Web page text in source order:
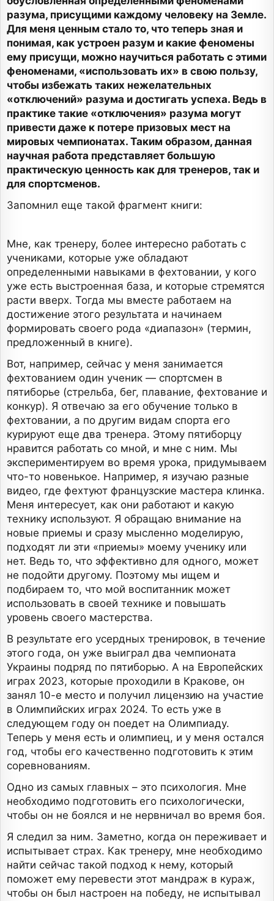
разума, присущими каждому человеку на Земле.
Для меня ценным стало то, что теперь зная и
понимая, как устроен разум и какие феномены
ему присущи, можно научиться работать с этими
феноменами, «использовать их» в свою пользу,
чтобы избежать таких нежелательных
«отключений» разума и достигать успеха. Ведь в
практике такие «отключения» разума могут
привести даже к потере призовых мест на
мировых чемпионатах. Таким образом, данная
научная работа представляет большую
практическую ценность как для тренеров, так и
для спортсменов.
Запомнил еще такой фрагмент книги:
Мне, как тренеру, более интересно работать с
учениками, которые уже обладают
определенными навыками в фехтовании, у кого
уже есть выстроенная база, и которые стремятся
расти вверх. Тогда мы вместе работаем на
достижение этого результата и начинаем
формировать своего рода «диапазон» (термин,
предложенный в книге).
Вот, например, сейчас у меня занимается
фехтованием один ученик — спортсмен в
пятиборье (стрельба, бег, плавание, фехтование и
конкур). Я отвечаю за его обучение только в
фехтовании, а по другим видам спорта его
курируют еще два тренера. Этому пятиборцу
нравится работать со мной, и мне с ним. Мы
экспериментируем во время урока, придумываем
что-то новенькое. Например, я изучаю разные
видео, где фехтуют французские мастера клинка.
Меня интересует, как они работают и какую
технику используют. Я обращаю внимание на
новые приемы и сразу мысленно моделирую,
подходят ли эти «приемы» моему ученику или
нет. Ведь то, что эффективно для одного, может
не подойти другому. Поэтому мы ищем и
подбираем то, что мой воспитанник может
использовать в своей технике и повышать
уровень своего мастерства.
В результате его усердных тренировок, в течение
этого года, он уже выиграл два чемпионата
Украины подряд по пятиборью. А на Европейских
играх 2023, которые проходили в Кракове, он
занял 10-е место и получил лицензию на участие
в Олимпийских играх 2024. То есть уже в
следующем году он поедет на Олимпиаду.
Теперь у меня есть и олимпиец, и у меня остался
год, чтобы его качественно подготовить к этим
соревнованиям.
Одно из самых главных – это психология. Мне
необходимо подготовить его психологически,
чтобы он не боялся и не нервничал во время боя.
Я следил за ним. Заметно, когда он переживает и
испытывает страх. Как тренеру, мне необходимо
найти сейчас такой подход к нему, который
поможет ему перевести этот мандраж в кураж,
чтобы он был настроен на победу, не испытывал